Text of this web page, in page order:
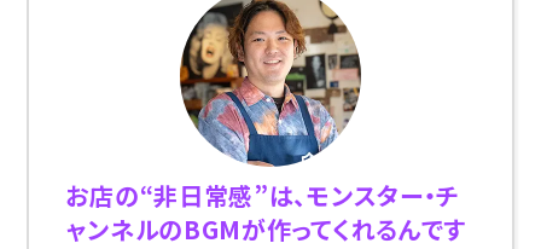
お店の“非日常感”は、モンスター・チ
ャンネルのBGMが作ってくれるんです